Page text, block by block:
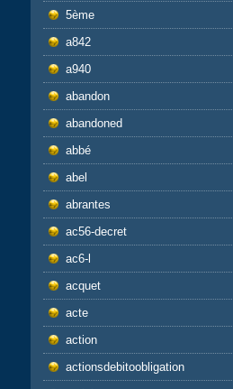
5ème
a842
a940
abandon
abandoned
abbé
abel
abrantes
ac56-decret
ac6-l
acquet
acte
action
actionsdebitoobligation